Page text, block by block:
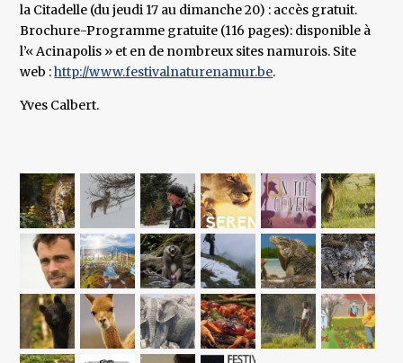
la Citadelle (du jeudi 17 au dimanche 20) : accès gratuit.
Brochure-Programme gratuite (116 pages): disponible à
l’« Acinapolis » et en de nombreux sites namurois. Site
web :http://www.festivalnaturenamur.be.
Yves Calbert.